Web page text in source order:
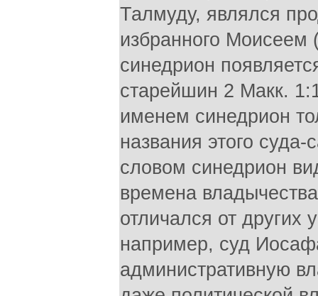
Талмуду, являлся
избранного Моисеем
синедрион
старейшин 2 Макк.
именем синедрион
названия этого
словом синедрион
времена
отличался от других
например, суд
административную